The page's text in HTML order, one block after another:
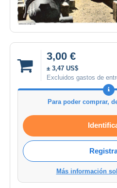
3,00 €
± 3,47 US$
Excluidos gastos de
Para poder comprar,
Más información